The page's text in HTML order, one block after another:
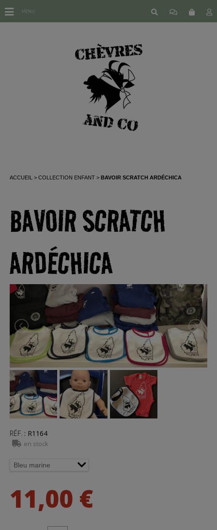
ACCUEIL COLLECTION ENFANT BAVOIR SCRATCH ARDÉCHICA
BAVOIR SCRATCH
ARDÉCHICA
RÉF. : R1164
en stock
11,00 €
MENU